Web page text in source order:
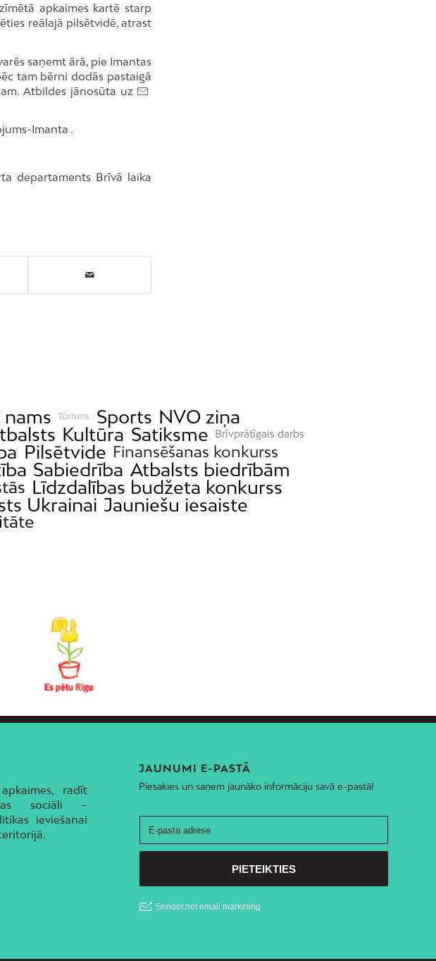
apkaimes kartē starp
reālajā pilsētvidē, atrast
saņemt ārā, pie Imantas
tam bērni dodās pastaigā
Atbildes jānosūta uz
Imanta .
departaments Brīvā laika
nams Tūrisms Sports NVO ziņa
Kultūra Satiksme Brīvprātīgais darbs
Pilsētvide Finansēšanas konkurss
Sabiedrība Atbalsts biedrībām
Līdzdalības budžeta konkurss
Ukrainai Jauniešu iesaiste
radīt
sociāli –
ieviešanai
JAUNUMI E-PASTĀ
Piesakies un saņem jaunāko informāciju savā e-pastā!